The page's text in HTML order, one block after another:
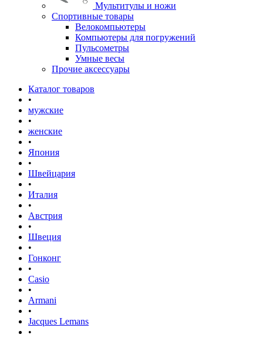
Мультитулы и ножи
Спортивные товары
Велокомпьютеры
Компьютеры для погружений
Пульсометры
Умные весы
Прочие аксессуары
Каталог товаров
•
мужские
•
женские
•
Япония
•
Швейцария
•
Италия
•
Австрия
•
Швеция
•
Гонконг
•
Casio
•
Armani
•
Jacques Lemans
•